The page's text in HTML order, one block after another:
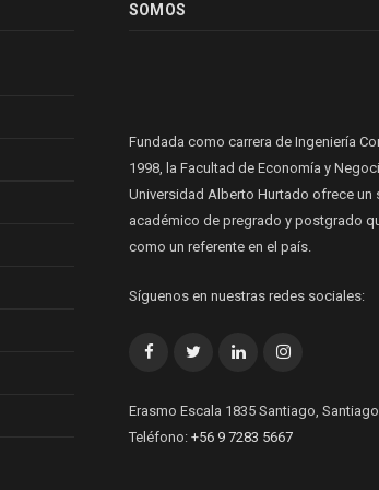
SOMOS
Fundada como carrera de Ingeniería
1998, la Facultad de Economía y
Universidad Alberto Hurtado ofrece un
académico de pregrado y postgrado
como un referente en el país.
Síguenos en nuestras redes sociales:
FacebookTwitterLinkedInInstagram
Erasmo Escala 1835 Santiago,
Teléfono: +56 9 7283 5667